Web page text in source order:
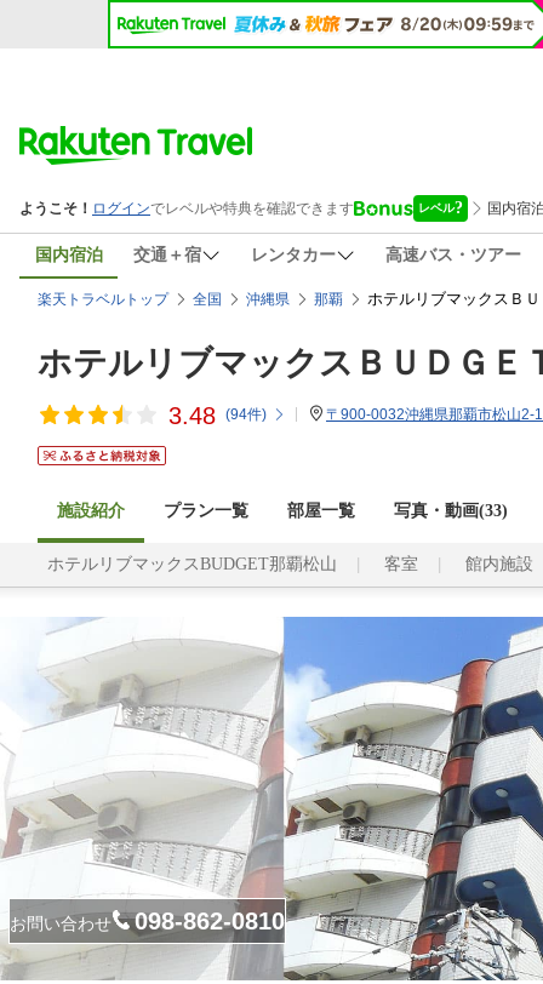
国内宿泊 交通＋宿 レンタカー 高速バス・ツアー
楽天トラベルトップ 全国 沖縄県 那覇 ホテルリブマックスＢ
ホテルリブマックスＢＵＤＧＥ
3.48 (94件) 〒900-0032沖縄県那覇市松山2-
施設紹介 プラン一覧 部屋一覧 写真・動画(33)
ホテルリブマックスBUDGET那覇松山 客室 館内施設
お問い合わせ 098-862-0810